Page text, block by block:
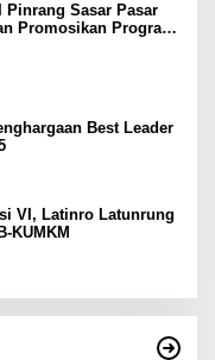
Pinrang Sasar Pasar
Promosikan Program
Best Leader
VI, Latinro Latunrung
KUMKM